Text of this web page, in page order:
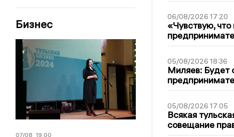
Бизнес
07/08 19:00
06/08/2026 17:20
«Чувствую,
05/08/2026 18:36
Миляев: Будет
05/08/2026 17:05
Всякая
совещание